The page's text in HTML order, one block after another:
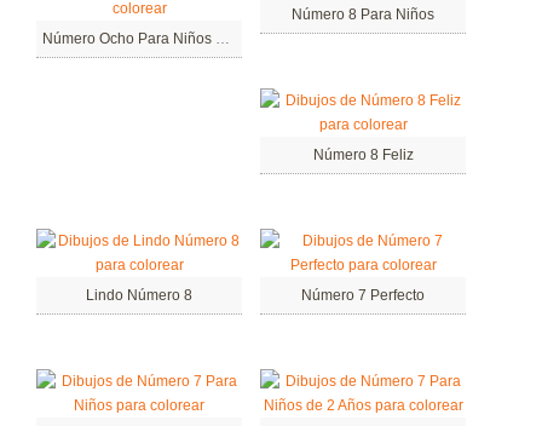
Número Ocho Para Niños de 1 Años
Número 8 Para Niños
Número 8 Feliz
Lindo Número 8 Número 7 Perfecto